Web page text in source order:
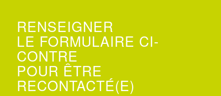
RENSEIGNER
LE FORMULAIRE CI-
CONTRE
POUR ÊTRE
RECONTACTÉ(E)